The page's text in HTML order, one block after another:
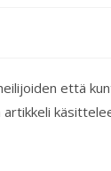
että